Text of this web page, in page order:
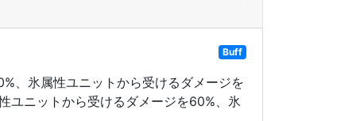
Buff
、氷属性ユニットから受けるダメージを
ユニットから受けるダメージを60%、氷